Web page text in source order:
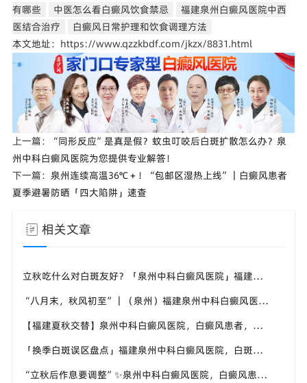
有哪些
中医怎么看白癜风饮食禁忌
福建泉州白癜风医院中西
医结合治疗
白癜风日常护理和饮食调理方法
本文地址：https://www.qzzkbdf.com/jkzx/8831.html
上一篇：
“同形反应”是真是假？蚊虫叮咬后白斑扩散怎么办？泉
州中科白癜风医院为您提供专业解答！
下一篇： 泉州连续高温36℃＋！“包邮区湿热上线”｜白癜风患者
夏季避暑防晒「四大陷阱」速查
相关文章
立秋吃什么对白斑友好？「泉州中科白癜风医院」福建白癜风患者饮食不要盲目忌口
“八月末，秋风初至”｜（泉州）福建泉州中科白癜风医院，聊聊白癜风换季防护关键点
【福建夏秋交替】泉州中科白癜风医院，白癜风患者，入秋之后洗澡习惯也要多注意
「换季白斑误区盘点」福建泉州中科白癜风医院，白斑消长多变，科学对待才是正道
“立秋后作息要调整”✨泉州中科白癜风医院，白癜风患者，不良作息会影响皮肤状态